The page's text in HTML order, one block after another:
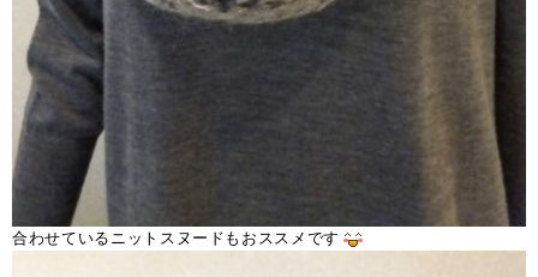
合わせているニットスヌードもおススメです